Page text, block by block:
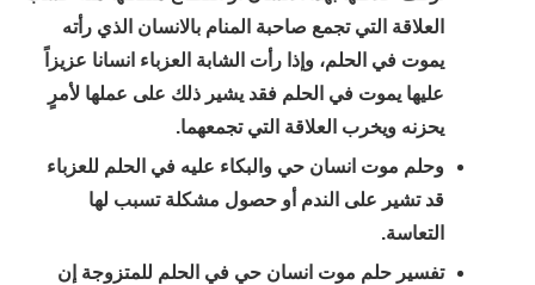
العلاقة التي تجمع صاحبة المنام بالانسان الذي رأته
يموت في الحلم، وإذا رأت الشابة العزباء انسانا عزيزاً
عليها يموت في الحلم فقد يشير ذلك على عملها لأمرٍ
يحزنه ويخرب العلاقة التي تجمعهما.
وحلم موت انسان حي والبكاء عليه في الحلم للعزباء
قد تشير على الندم أو حصول مشكلة تسبب لها
التعاسة.
تفسير حلم موت انسان حي في الحلم للمتزوجة إن